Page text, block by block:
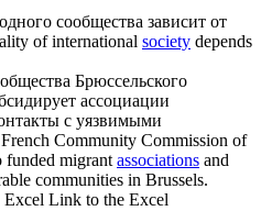
сообщества зависит от
of international society depends
Брюссельского
ассоциации
с уязвимыми
Community Commission of
funded migrantassociations and
communities in Brussels.
Excel Link to the Excel